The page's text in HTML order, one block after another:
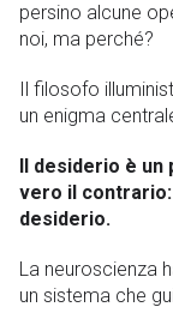
persino alcune
noi, ma perché?
Il filosofo
un enigma
Il desiderio è un
vero il
desiderio.
La neuroscienza
un sistema che